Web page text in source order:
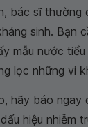
bác sĩ thường
sinh. Bạn
mẫu nước
lọc những vi
hãy báo ngay
hiệu nhiễm